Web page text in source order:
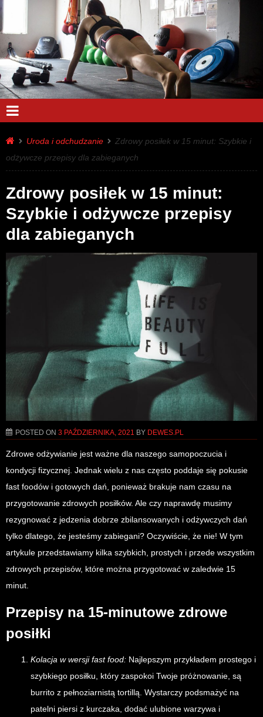
Uroda i odchudzanie
Zdrowy posiłek w 15 minut: Szybkie i
odżywcze przepisy dla zabieganych
Zdrowy posiłek w 15 minut:
Szybkie i odżywcze przepisy
dla zabieganych
POSTED ON 3 PAŹDZIERNIKA, 2021 BY DEWES.PL
Zdrowe odżywianie jest ważne dla naszego samopoczucia i
kondycji fizycznej. Jednak wielu z nas często poddaje się pokusie
fast foodów i gotowych dań, ponieważ brakuje nam czasu na
przygotowanie zdrowych posiłków. Ale czy naprawdę musimy
rezygnować z jedzenia dobrze zbilansowanych i odżywczych dań
tylko dlatego, że jesteśmy zabiegani? Oczywiście, że nie! W tym
artykule przedstawiamy kilka szybkich, prostych i przede wszystkim
zdrowych przepisów, które można przygotować w zaledwie 15
minut.
Przepisy na 15-minutowe zdrowe
posiłki
Kolacja w wersji fast food: Najlepszym przykładem prostego i
szybkiego posiłku, który zaspokoi Twoje próżnowanie, są
burrito z pełnoziarnistą tortillą. Wystarczy podsmażyć na
patelni piersi z kurczaka, dodać ulubione warzywa i